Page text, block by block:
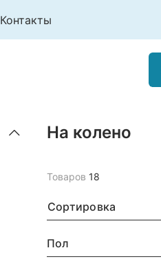
Контакты
На колено
Товаров 18
Сортировка
Пол